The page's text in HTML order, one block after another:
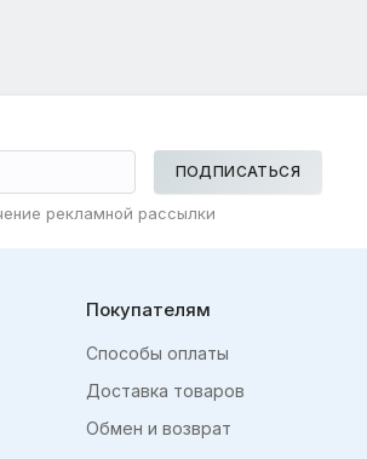
ПОДПИСАТЬСЯ
рекламной рассылки
Покупателям
Способы оплаты
Доставка товаров
Обмен и возврат